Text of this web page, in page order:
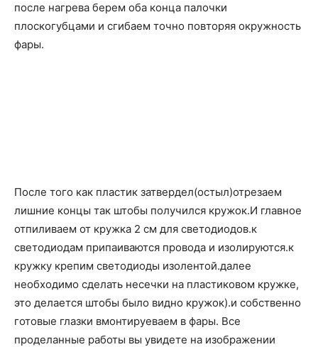
после нагрева берем оба конца палочки
плоскогубцами и сгибаем точно повторяя окружность
фары.
После того как пластик затвердел(остыл)отрезаем
лишние концы так штобы получился кружок.И главное
отпиливаем от кружка 2 см для светодиодов.к
светодиодам припаиваются провода и изолируются.к
кружку крепим светодиоды изолентой.далее
необходимо сделать несечки на пластиковом кружке,
это делается штобы было видно кружок).и собственно
готовые глазки вмонтируеваем в фары. Все
проделанные работы вы увидете на изображении